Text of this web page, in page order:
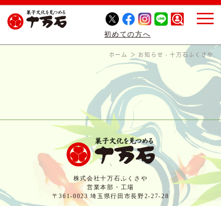
初めての方へ
ホーム お知らせ - 十万石ふくさや
株式会社十万石ふくさや
営業本部・工場
〒361-0023 埼玉県行田市長野2-27-28